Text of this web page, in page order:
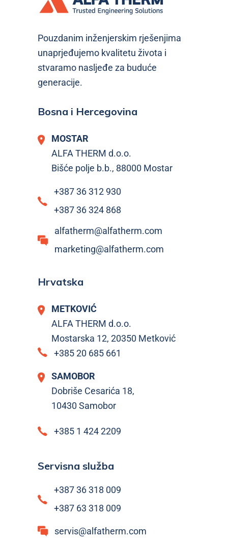
Pouzdanim inženjerskim rješenjima
unaprjeđujemo kvalitetu života i
stvaramo nasljeđe za buduće
generacije.
Bosna i Hercegovina
MOSTAR
ALFA THERM d.o.o.
Bišće polje b.b., 88000 Mostar
+387 36 312 930
+387 36 324 868
alfatherm@alfatherm.com
marketing@alfatherm.com
Hrvatska
METKOVIĆ
ALFA THERM d.o.o.
Mostarska 12, 20350 Metković
+385 20 685 661
SAMOBOR
Dobriše Cesarića 18,
10430 Samobor
+385 1 424 2209
Servisna služba
+387 36 318 009
+387 63 318 009
servis@alfatherm.com